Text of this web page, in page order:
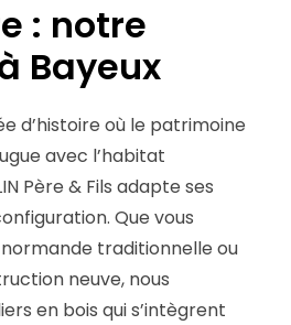
: notre
Bayeux
d’histoire où le patrimoine
avec l’habitat
Père & Fils adapte ses
Que vous
traditionnelle ou
neuve, nous
en bois qui s’intègrent